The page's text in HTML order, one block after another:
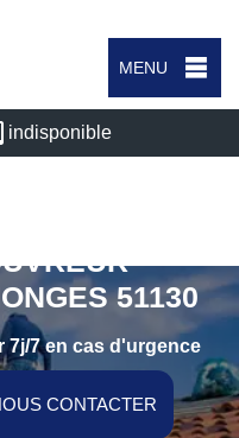
MENU
indisponible
51130
7j/7 en cas d'urgence
CONTACTER